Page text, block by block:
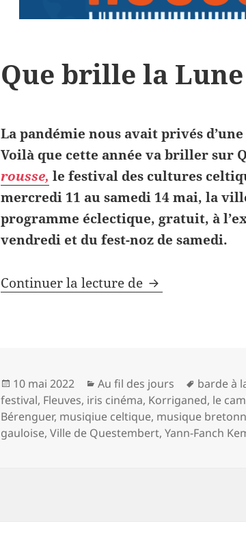
Que brille la
La pandémie nous avait privés
Voilà que cette année va briller sur
rousse, le festival des cultures
mercredi 11 au samedi 14 mai, la
programme éclectique, gratuit, à
vendredi et du fest-noz de samedi.
Continuer la lecture de Que brille la
Publié
le
10 mai 2022 Catégories
Au fil des jours
Mots-
clés
barde à
festival, Fleuves, iris cinéma, Korriganed, le
Bérenguer, musiqiue celtique, musique
gauloise,Ville de Questembert,Yann-Fanch